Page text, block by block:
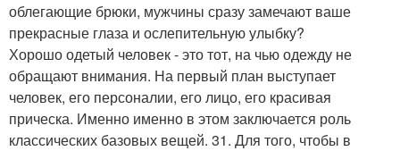
облегающие брюки, мужчины сразу замечают ваше
прекрасные глаза и ослепительную улыбку?
Хорошо одетый человек - это тот, на чью одежду не
обращают внимания. На первый план выступает
человек, его персоналии, его лицо, его красивая
прическа. Именно именно в этом заключается роль
классических базовых вещей. 31. Для того, чтобы в